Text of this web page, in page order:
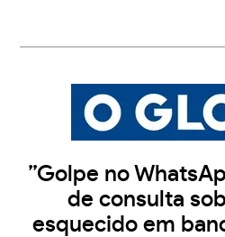
”Golpe no
de consulta
esquecido em